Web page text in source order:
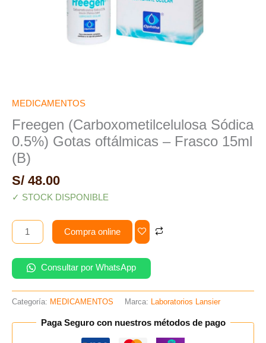
MEDICAMENTOS
Freegen (Carboxometilcelulosa Sódica
0.5%) Gotas oftálmicas – Frasco 15ml
(B)
S/ 48.00
✓ STOCK DISPONIBLE
Compra online
Consultar por WhatsApp
Categoría: MEDICAMENTOS Marca: Laboratorios Lansier
Paga Seguro con nuestros métodos de pago